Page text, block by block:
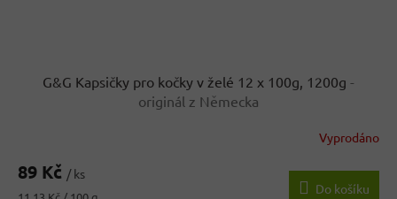
G&G Kapsičky pro kočky v želé 12 x 100g, 1200g -
originál z Německa
produktu
Vyprodáno
89 Kč / ks
Do košíku